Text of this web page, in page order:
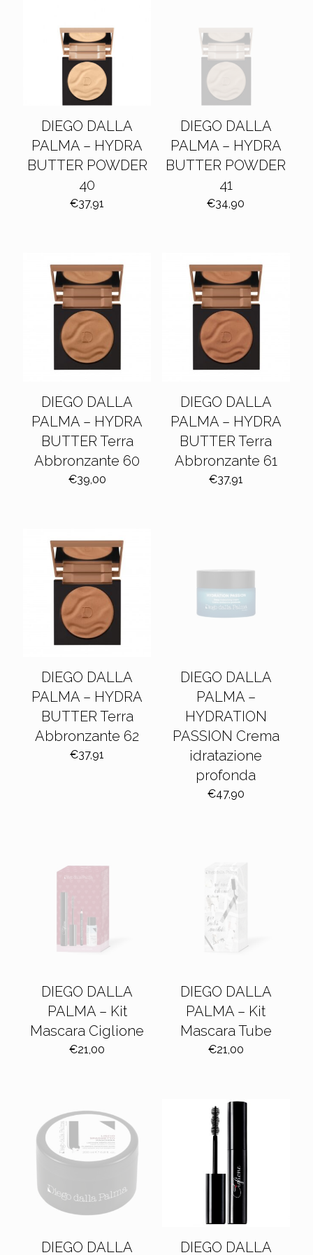
DIEGO DALLA
PALMA – HYDRA
BUTTER POWDER
40
€37,91
DIEGO DALLA
PALMA – HYDRA
BUTTER POWDER
41
€34,90
DIEGO DALLA
PALMA – HYDRA
BUTTER Terra
Abbronzante 60
€39,00
DIEGO DALLA
PALMA – HYDRA
BUTTER Terra
Abbronzante 61
€37,91
DIEGO DALLA
PALMA – HYDRA
BUTTER Terra
Abbronzante 62
€37,91
DIEGO DALLA
PALMA –
HYDRATION
PASSION Crema
idratazione
profonda
€47,90
DIEGO DALLA
PALMA – Kit
Mascara Ciglione
€21,00
DIEGO DALLA
PALMA – Kit
Mascara Tube
€21,00
DIEGO DALLA DIEGO DALLA